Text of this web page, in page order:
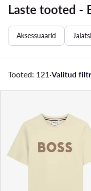
Laste tooted -
Aksessuaarid
Tooted: 121 ·Valitud